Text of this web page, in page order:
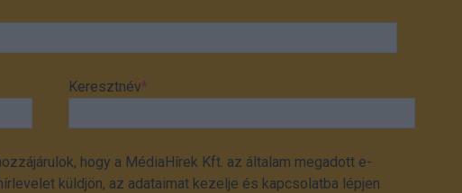
Keresztnév*
hogy a MédiaHírek Kft. az általam megadott e-
küldjön, az adataimat kezelje és kapcsolatba lépjen